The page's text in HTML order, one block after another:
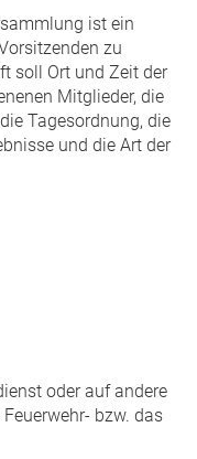
ist ein
zu
soll Ort und Zeit der
Mitglieder, die
Tagesordnung, die
und die Art der
oder auf andere
bzw. das